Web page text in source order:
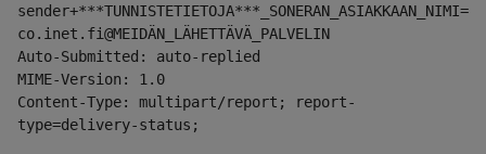
sender+***TUNNISTETIETOJA***_SONERAN_ASIAKKAAN_NIMI=
co.inet.fi@MEIDÄN_LÄHETTÄVÄ_PALVELIN
Auto-Submitted: auto-replied
MIME-Version: 1.0
Content-Type: multipart/report; report-
type=delivery-status;